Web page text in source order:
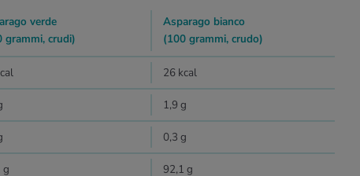
verde
grammi, crudi)
Asparago bianco
(100 grammi, crudo)
26 kcal
1,9 g
0,3 g
g 92,1 g